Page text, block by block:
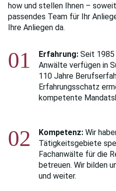
how und stellen Ihnen –
passendes Team für Ihr
Ihre Anliegen da.
01 Erfahrung: Seit 1985
Anwälte verfügen in
110 Jahre
Erfahrungsschatz
kompetente
02 Kompetenz: Wir
Tätigkeitsgebiete
Fachanwälte für die
betreuen. Wir bilden
und weiter.